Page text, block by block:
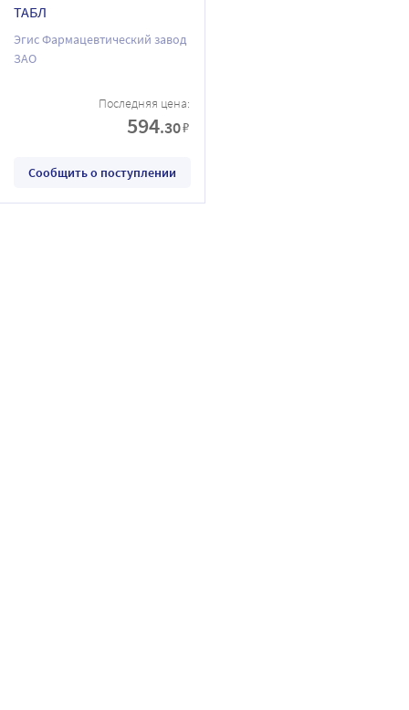
ТАБЛ
Эгис Фармацевтический завод
ЗАО
Последняя цена:
594.30₽
Сообщить о поступлении